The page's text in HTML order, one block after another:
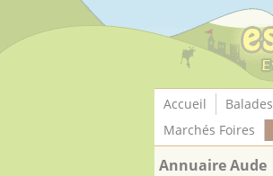
Accueil Balades
Marchés Foires
Annuaire Aude
Panneau de gestion des cookies